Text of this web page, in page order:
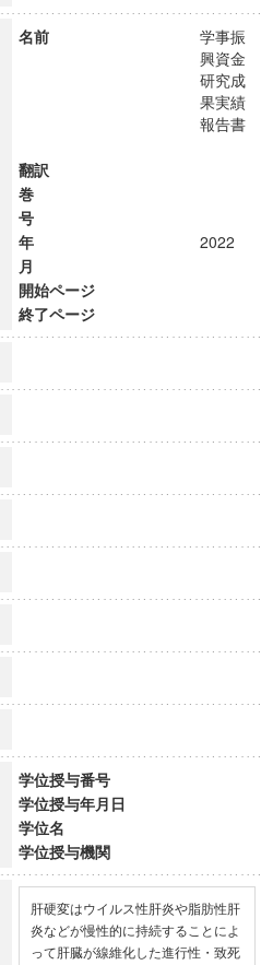
名前
学事振
興資金
研究成
果実績
報告書
翻訳
巻
号
年
2022
月
開始ページ
終了ページ
学位授与番号
学位授与年月日
学位名
学位授与機関
肝硬変はウイルス性肝炎や脂肪性肝
炎などが慢性的に持続することによ
って肝臓が線維化した進行性・致死